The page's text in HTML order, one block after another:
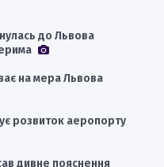
до Львова
на мера Львова
розвиток аеропорту
дивне пояснення